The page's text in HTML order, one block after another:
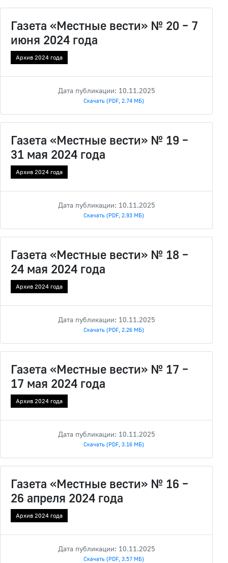
Газета «Местные вести» № 20 – 7
июня 2024 года
Архив 2024 года
Дата публикации: 10.11.2025
Скачать (PDF, 2.74 МБ)
Газета «Местные вести» № 19 –
31 мая 2024 года
Архив 2024 года
Дата публикации: 10.11.2025
Скачать (PDF, 2.93 МБ)
Газета «Местные вести» № 18 –
24 мая 2024 года
Архив 2024 года
Дата публикации: 10.11.2025
Скачать (PDF, 2.26 МБ)
Газета «Местные вести» № 17 –
17 мая 2024 года
Архив 2024 года
Дата публикации: 10.11.2025
Скачать (PDF, 3.16 МБ)
Газета «Местные вести» № 16 –
26 апреля 2024 года
Архив 2024 года
Дата публикации: 10.11.2025
Скачать (PDF, 3.57 МБ)